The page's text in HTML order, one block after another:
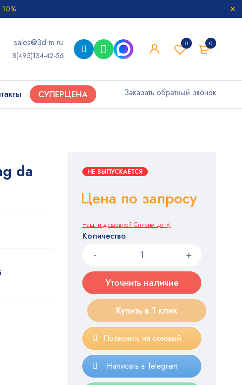
0
0
sales@3d-m.ru
8(495)134-42-56
СУПЕРЦЕНА Заказать обратный звонок
da
НЕ ВЫПУСКАЕТСЯ
Цена по запросу
Нашли дешевле? Снизим цену!
Количество
Уточнить наличие
Купить в 1 клик
Позвонить на сотовый
Написать в Telegram